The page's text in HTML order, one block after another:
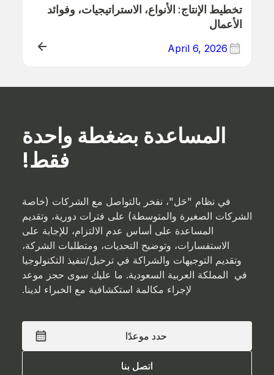
تخطيط الإنتاج: الأنواع، الاستراتيجيات، وفوائد
الأعمال
April 6, 2026
المساعدة بضغطة واحدة
فقط!
في نظام "حَل"، نفخر بالتواصل مع الشركات (خاصة
الشركات الصغيرة والمتوسطة) على فترات دورية، وتقديم
المساعدة على أساس عدم الالتزام، للإجابة على
الاستفسارات، وتوضيح التحديات، ومتطلبات الشركة،
وتقديم التوجيهات والشراكة في ترحيل/تنفيذ التكنولوجيا
في المملكة العربية السعودية. ما عليك سوى حجز موعد
لإجراء مكالمة استكشافية مع الخبراء لدينا.
حدد موعدًا
حدد موعدًا
اتصل بنا
اتصل بنا